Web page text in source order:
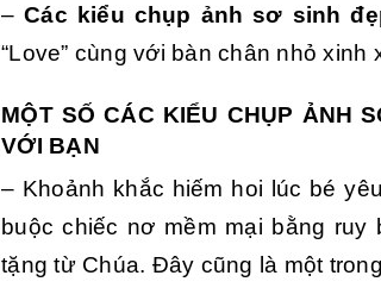
–Các kiểu chụp ảnh sơ sinh
“Love” cùng với bàn chân nhỏ xinh
MỘT SỐ CÁC KIỂU CHỤP ẢNH
VỚI BẠN
– Khoảnh khắc hiếm hoi lúc bé
buộc chiếc nơ mềm mại bằng
tặng từ Chúa. Đây cũng là một